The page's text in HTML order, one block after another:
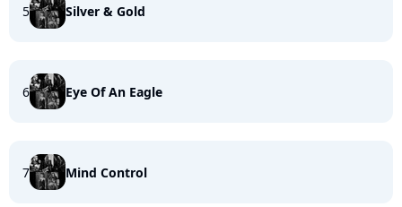
5 Silver & Gold
6 Eye Of An Eagle
7 Mind Control